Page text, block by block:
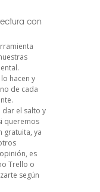
con
hacen y
de cada
dar el salto y
queremos
gratuita, ya
es
Trello o
según